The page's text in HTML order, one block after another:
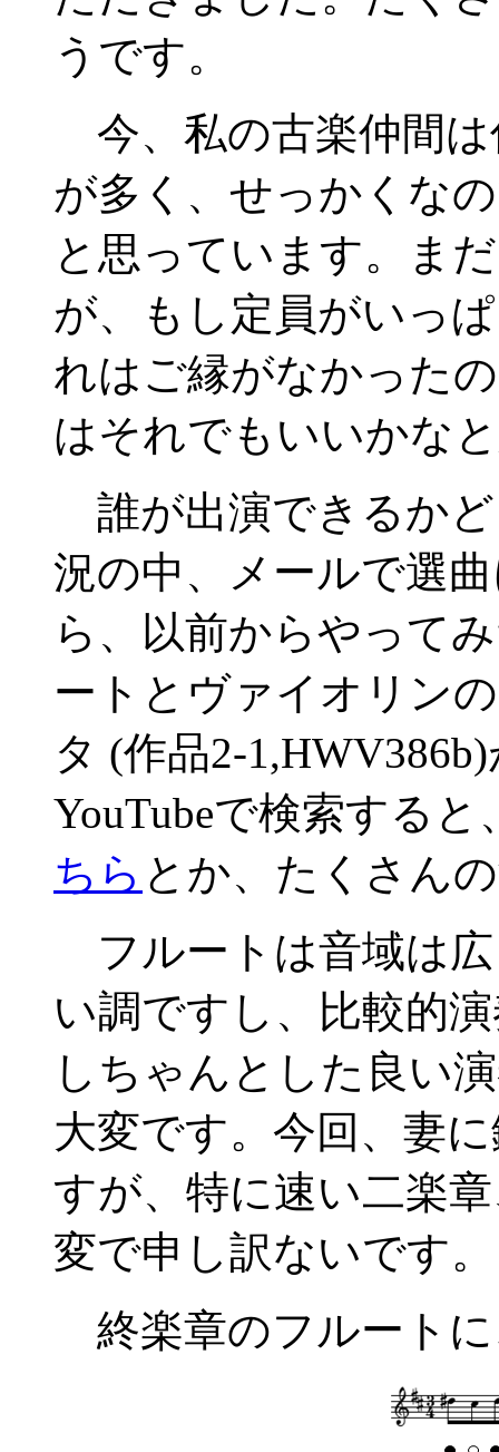
うです。
今、私の古楽仲間は
が多く、せっかくな
と思っています。ま
が、もし定員がいっ
れはご縁がなかった
はそれでもいいかな
誰が出演できるか
況の中、メールで選
ら、以前からやって
ートとヴァイオリン
タ (作品2-
YouTubeで検索すると
ちら とか、たくさん
フルートは音域は
い調ですし、比較的
しちゃんとした良い
大変です。今回、妻
すが、特に速い二楽
変で申し訳ないです。
終楽章のフルート